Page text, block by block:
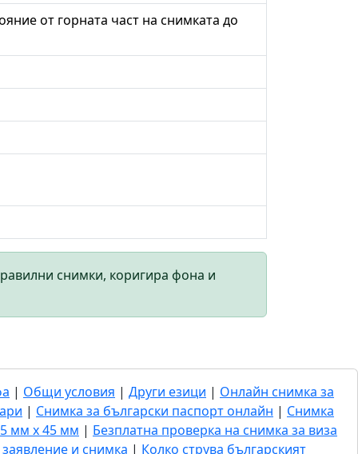
от горната част на снимката до
снимки, коригира фона и
| Общи условия | Други езици | Онлайн снимка за
| Снимка за български паспорт онлайн | Снимка
мм x 45 мм | Безплатна проверка на снимка за виза
и снимка | Колко струва българският